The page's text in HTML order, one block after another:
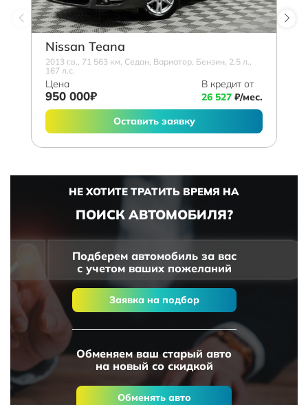
Nissan Teana
2013 г.в., 71 563 км, Седан, Вариатор, Бензин, 2.5 л.,
167 л.с.
Цена
950 000₽
В кредит от
26 527 ₽/мес.
Оставить заявку
НЕ ХОТИТЕ ТРАТИТЬ ВРЕМЯ НА
ПОИСК АВТОМОБИЛЯ?
Подберем автомобиль за вас
с учетом ваших пожеланий
Заявка на подбор
Обменяем ваш старый авто
на новый со скидкой
Обменять авто